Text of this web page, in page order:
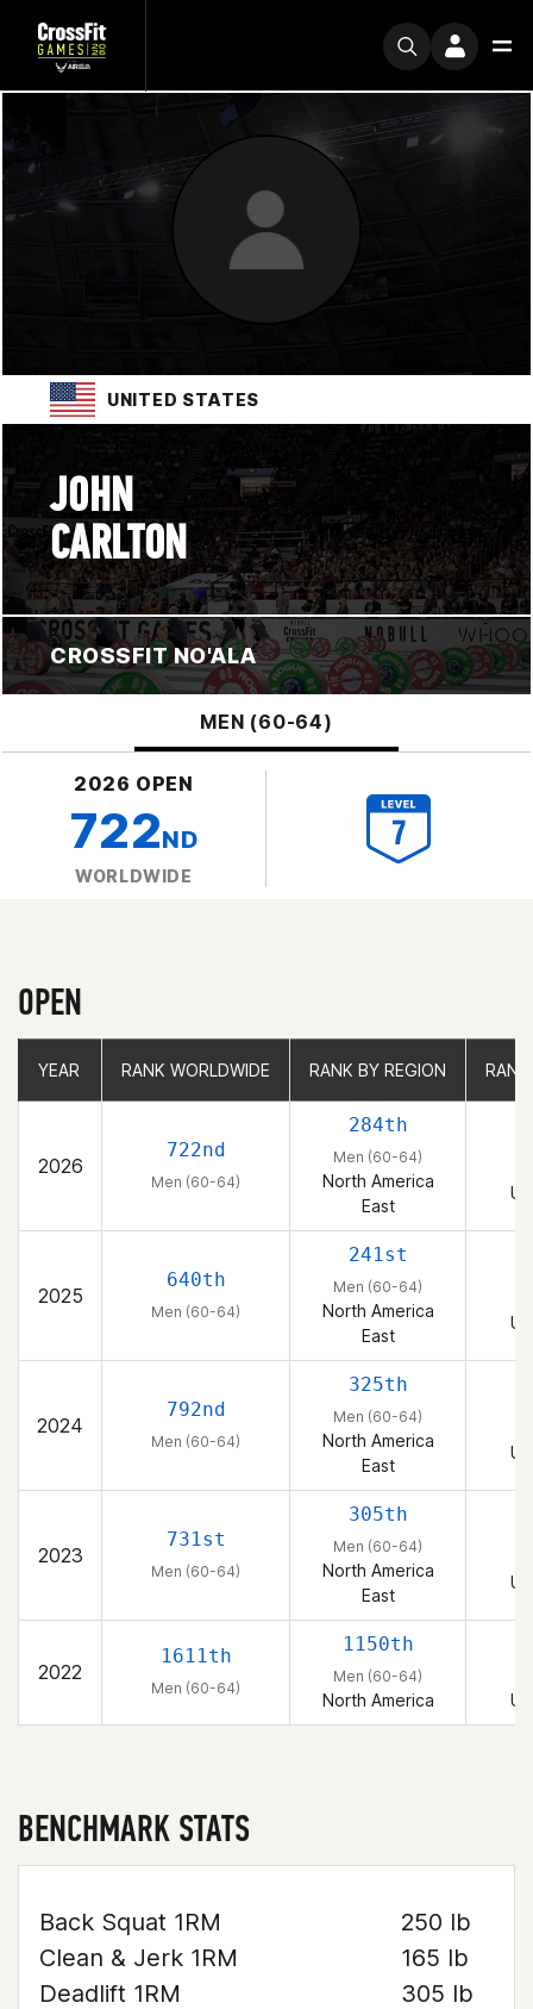
UNITED STATES
JOHN
CARLTON
CROSSFIT NO'ALA
MEN (60-64)
2026 OPEN
722ND
WORLDWIDE
OPEN
YEAR RANK WORLDWIDE RANK BY REGION
2026
722nd
Men (60-64)
284th
Men (60-64)
North America
East
2025
640th
Men (60-64)
241st
Men (60-64)
North America
East
2024
792nd
Men (60-64)
325th
Men (60-64)
North America
East
2023
731st
Men (60-64)
305th
Men (60-64)
North America
East
2022
1611th
Men (60-64)
1150th
Men (60-64)
North America
YEAR RANK WORLDWIDE RANK BY REGION
BENCHMARK STATS
Back Squat 1RM
250 lb
Clean & Jerk 1RM
165 lb
Deadlift 1RM
305 lb